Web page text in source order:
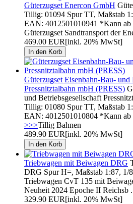
Güterzugset Enercon GmbH
Tillig: 01094 Spur TT, Maßstab
EAN: 4012501010941 *Kann ab
Güterzugset Sandtransport der
469.00 EUR[inkl. 20% MwSt]
Güterzugset Eisenbahn-Bau- und
Pressnitztalbahn mbH (PRESS)
und Betriebsgesellschaft
Tillig: 01080 Spur TT, Maßstab
EAN: 4012501010804 *Kann ab
>>>Tillig Bahnen
489.90 EUR[inkl. 20% MwSt]
Triebwagen mit Beiwagen DRG
DRG Spur H=, Maßstab 1:87, 1/
Triebwagen CvT 135 mit
Neuheit 2024 Epoche II Reichsb
329.90 EUR[inkl. 20% MwSt]